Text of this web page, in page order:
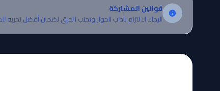
قوانين المشاركة
الرجاء الالتزام بآداب الحوار وتجنب الحرق لضمان أفضل تجربة